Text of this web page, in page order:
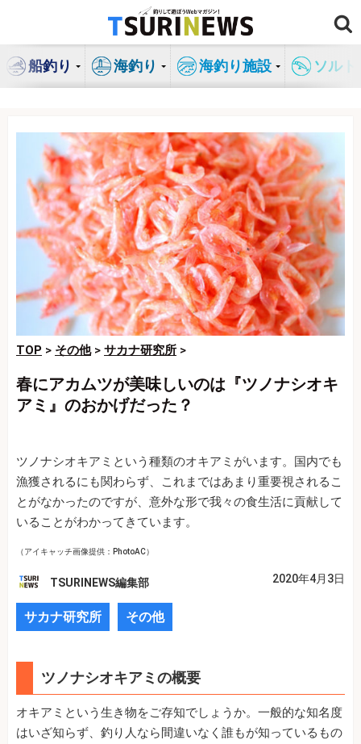
ン
船釣り 海釣り 海釣り施設 ソル
TOP > その他> サカナ研究所 >
春にアカムツが美味しいのは『ツノナシオキ
アミ』のおかげだった？
ツノナシオキアミという種類のオキアミがいます。国内でも
漁獲されるにも関わらず、これまではあまり重要視されるこ
とがなかったのですが、意外な形で我々の食生活に貢献して
いることがわかってきています。
（アイキャッチ画像提供：PhotoAC）
TSURINEWS編集部 2020年4月3日
サカナ研究所 その他
ツノナシオキアミの概要
オキアミという生き物をご存知でしょうか。一般的な知名度
はいざ知らず、釣り人なら間違いなく誰もが知っているもの